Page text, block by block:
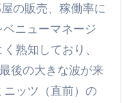
の販売、稼働率に
ニューマネージ
熟知しており、
後の大きな波が来
ニッツ（直前）の